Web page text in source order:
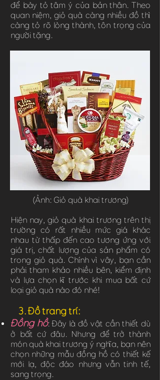
để bày tỏ tâm ý của bản thân. Theo
quan niệm, giỏ quà càng nhiều đồ thì
càng tỏ rõ lòng thành, tôn trọng của
người tặng.
(Ảnh: Giỏ quà khai trương)
Hiện nay, giỏ quà khai trương trên thị
trường có rất nhiều mức giá khác
nhau từ thấp đến cao tương ứng với
giá trị, chất lượng của sản phẩm có
trong giỏ quà. Chính vì vây, bạn cần
phải tham khảo nhiều bên, kiểm định
và lựa chọn kĩ trước khi mua bất cứ
loại giỏ quà nào đó nhé!
3. Đồ trang trí:
Đồng hồ: Đây là đồ vật cần thiết dù
ở bất cứ đâu. Nhưng để trở thành
món quà khai trương ý nghĩa, bạn nên
chọn những mẫu đồng hồ có thiết kế
mới lạ, độc đáo nhưng vẫn tinh tế,
sang trọng.